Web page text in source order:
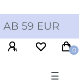
AB 59 EUR
0
☰